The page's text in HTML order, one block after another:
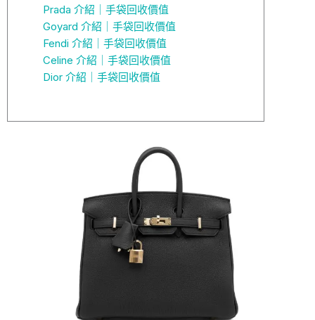
Prada 介紹｜手袋回收價值
Goyard 介紹｜手袋回收價值
Fendi 介紹｜手袋回收價值
Celine 介紹｜手袋回收價值
Dior 介紹｜手袋回收價值